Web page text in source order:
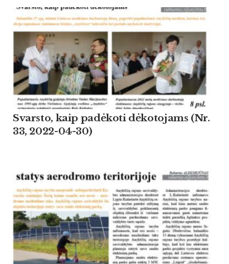
Svarsto, kaip padėkoti dėkotojams (Nr.
33, 2022-04-30)